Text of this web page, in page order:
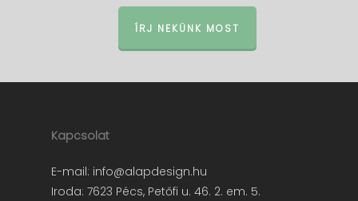
ÍRJ NEKÜNK MOST
Kapcsolat
E-mail: info@alapdesign.hu
Iroda: 7623 Pécs, Petőfi u. 46. 2. em. 5.